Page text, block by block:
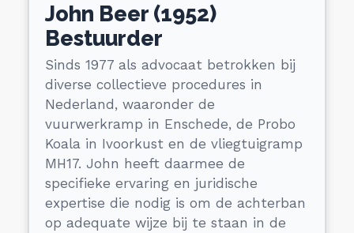
John Beer (1952)
Bestuurder
Sinds 1977 als advocaat betrokken bij
diverse collectieve procedures in
Nederland, waaronder de
vuurwerkramp in Enschede, de Probo
Koala in Ivoorkust en de vliegtuigramp
MH17. John heeft daarmee de
specifieke ervaring en juridische
expertise die nodig is om de achterban
op adequate wijze bij te staan in de